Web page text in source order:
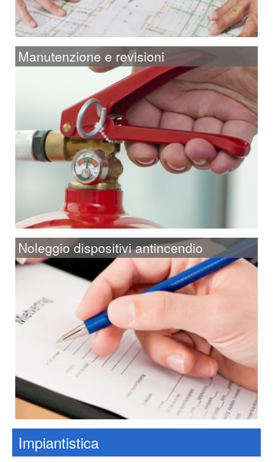
Manutenzione e revisioni
Noleggio dispositivi antincendio
Impiantistica